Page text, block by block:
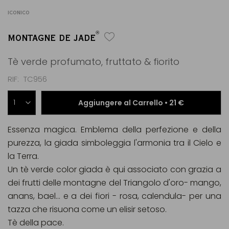
ICONICO
MONTAGNE DE JADE®
Tè verde profumato, fruttato & fiorito
RIF TC956
Aggiungere al Carrello • 21 €
Essenza magica. Emblema della perfezione e della
purezza, la giada simboleggia l'armonia tra il Cielo e
la Terra.
Un tè verde color giada è qui associato con grazia a
dei frutti delle montagne del Triangolo d'oro- mango,
anans, bael... e a dei fiori - rosa, calendula- per una
tazza che risuona come un elisir setoso.
Tè della pace.